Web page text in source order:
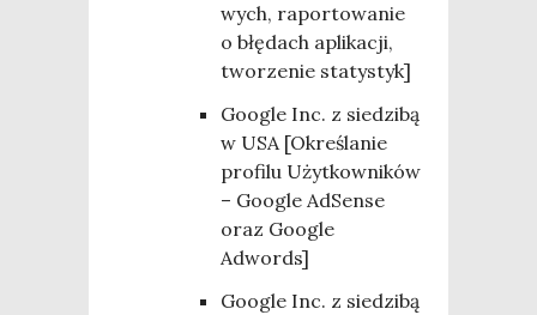
wych, rapor­to­wa­nie
o błę­dach apli­ka­cji,
two­rze­nie statystyk]
Google Inc. z sie­dzi­bą
w USA [Okre­śla­nie
pro­fi­lu Użyt­kow­ni­ków
– Google AdSen­se
oraz Google
Adwords]
Google Inc. z sie­dzi­bą